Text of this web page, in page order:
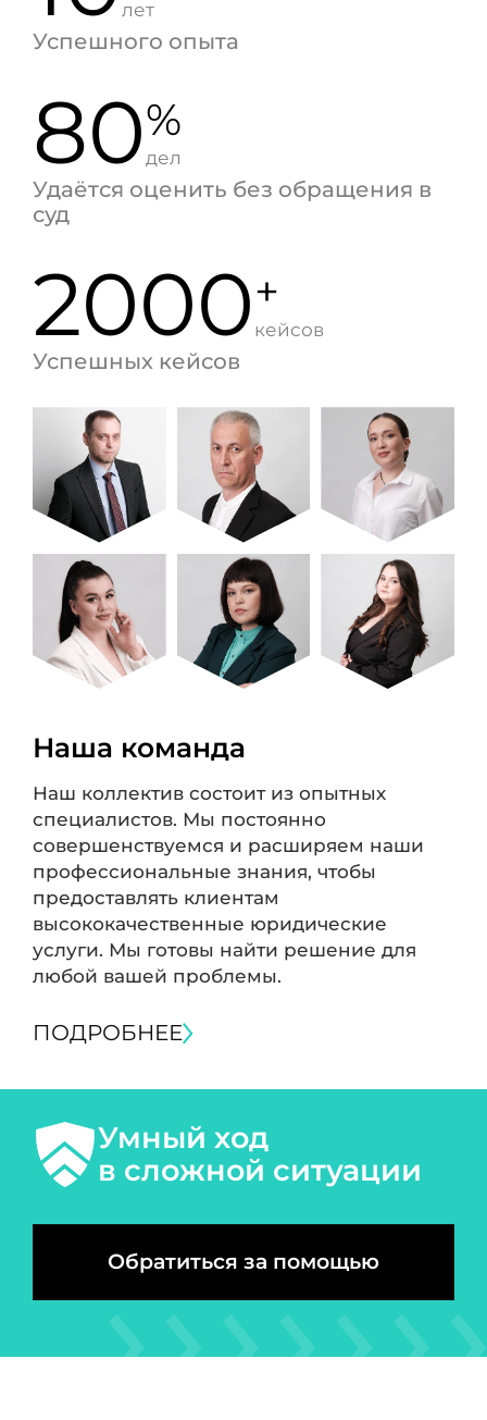
лет
Успешного опыта
80%
дел
Удаётся оценить без обращения в
суд
2000+
кейсов
Успешных кейсов
Наша команда
Наш коллектив состоит из опытных
специалистов. Мы постоянно
совершенствуемся и расширяем наши
профессиональные знания, чтобы
предоставлять клиентам
высококачественные юридические
услуги. Мы готовы найти решение для
любой вашей проблемы.
ПОДРОБНЕЕ
Умный ход
в сложной ситуации
Обратиться за помощью